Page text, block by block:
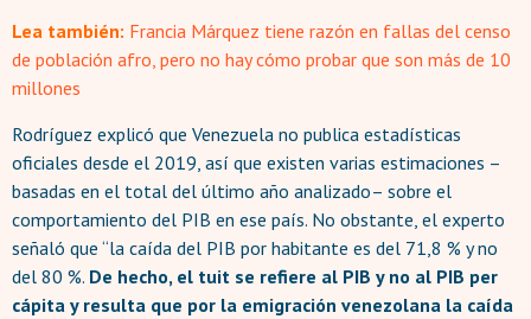
Lea también: Francia Márquez tiene razón en fallas del censo
de población afro, pero no hay cómo probar que son más de 10
millones
Rodríguez explicó que Venezuela no publica estadísticas
oficiales desde el 2019, así que existen varias estimaciones –
basadas en el total del último año analizado– sobre el
comportamiento del PIB en ese país. No obstante, el experto
señaló que “la caída del PIB por habitante es del 71,8 % y no
del 80 %. De hecho, el tuit se refiere al PIB y no al PIB per
cápita y resulta que por la emigración venezolana la caída